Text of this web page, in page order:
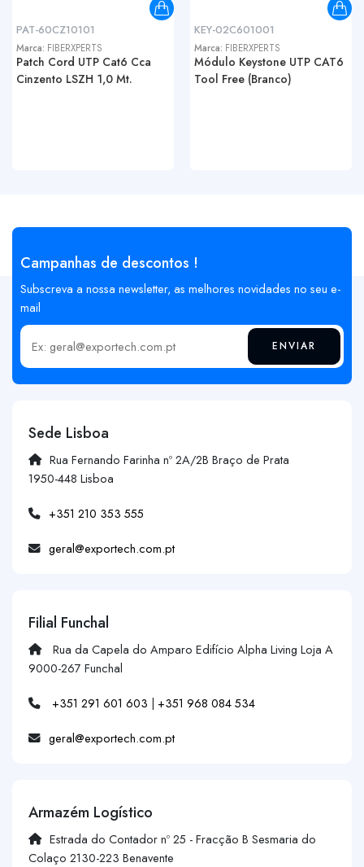
PAT-60CZ10101
Marca: FIBERXPERTS
Patch Cord UTP Cat6 Cca
Cinzento LSZH 1,0 Mt.
KEY-02C601001
Marca: FIBERXPERTS
Módulo Keystone UTP CAT6
Tool Free (Branco)
Campanhas de descontos !
Subscreva a nossa newsletter, as melhores novidades no seu e-
mail
Insira o seu email ENVIAR
Sede Lisboa
Rua Fernando Farinha nº 2A/2B Braço de Prata
1950-448 Lisboa
+351 210 353 555
geral@exportech.com.pt
Filial Funchal
Rua da Capela do Amparo Edifício Alpha Living Loja A
9000-267 Funchal
+351 291 601 603 | +351 968 084 534
geral@exportech.com.pt
Armazém Logístico
Estrada do Contador nº 25 - Fracção B Sesmaria do
Colaço 2130-223 Benavente